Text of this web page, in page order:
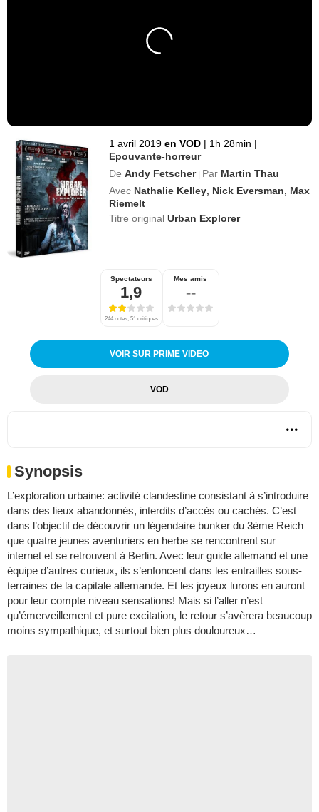
1 avril 2019 en VOD | 1h 28min |
Epouvante-horreur
De Andy Fetscher | Par Martin Thau
Avec Nathalie Kelley Nick Eversman
Max
Riemelt
Titre originalUrban Explorer
Spectateurs
1,9
244 notes, 51 critiques
Mes amis
--
VOIR SUR PRIME VIDEO
VOD
Synopsis
L’exploration urbaine: activité clandestine consistant à s’introduire
dans des lieux abandonnés, interdits d’accès ou cachés. C’est
dans l’objectif de découvrir un légendaire bunker du 3ème Reich
que quatre jeunes aventuriers en herbe se rencontrent sur
internet et se retrouvent à Berlin. Avec leur guide allemand et une
équipe d’autres curieux, ils s’enfoncent dans les entrailles sous-
terraines de la capitale allemande. Et les joyeux lurons en auront
pour leur compte niveau sensations! Mais si l’aller n’est
qu’émerveillement et pure excitation, le retour s’avèrera beaucoup
moins sympathique, et surtout bien plus douloureux…